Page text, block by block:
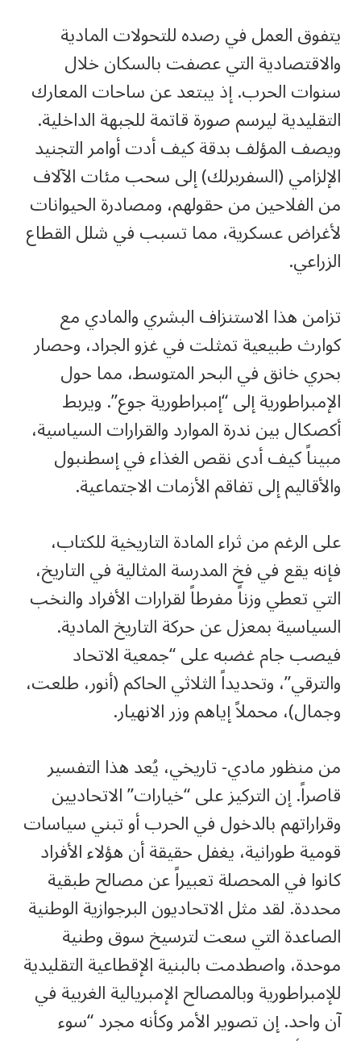
يتفوق العمل في رصده للتحولات المادية
والاقتصادية التي عصفت بالسكان خلال
سنوات الحرب. إذ يبتعد عن ساحات المعارك
التقليدية ليرسم صورة قاتمة للجبهة الداخلية.
ويصف المؤلف بدقة كيف أدت أوامر التجنيد
الإلزامي (السفربرلك) إلى سحب مئات الآلاف
من الفلاحين من حقولهم، ومصادرة الحيوانات
لأغراض عسكرية، مما تسبب في شلل القطاع
الزراعي.
تزامن هذا الاستنزاف البشري والمادي مع
كوارث طبيعية تمثلت في غزو الجراد، وحصار
بحري خانق في البحر المتوسط، مما حول
الإمبراطورية إلى “إمبراطورية جوع”. ويربط
أكصكال بين ندرة الموارد والقرارات السياسية،
مبيناً كيف أدى نقص الغذاء في إسطنبول
والأقاليم إلى تفاقم الأزمات الاجتماعية.
على الرغم من ثراء المادة التاريخية للكتاب،
فإنه يقع في فخ المدرسة المثالية في التاريخ،
التي تعطي وزناً مفرطاً لقرارات الأفراد والنخب
السياسية بمعزل عن حركة التاريخ المادية.
فيصب جام غضبه على “جمعية الاتحاد
والترقي”، وتحديداً الثلاثي الحاكم (أنور، طلعت،
وجمال)، محملاً إياهم وزر الانهيار.
من منظور مادي- تاريخي، يُعد هذا التفسير
قاصراً. إن التركيز على “خيارات” الاتحاديين
وقراراتهم بالدخول في الحرب أو تبني سياسات
قومية طورانية، يغفل حقيقة أن هؤلاء الأفراد
كانوا في المحصلة تعبيراً عن مصالح طبقية
محددة. لقد مثل الاتحاديون البرجوازية الوطنية
الصاعدة التي سعت لترسيخ سوق وطنية
موحدة، واصطدمت بالبنية الإقطاعية التقليدية
للإمبراطورية وبالمصالح الإمبريالية الغربية في
آن واحد. إن تصوير الأمر وكأنه مجرد “سوء